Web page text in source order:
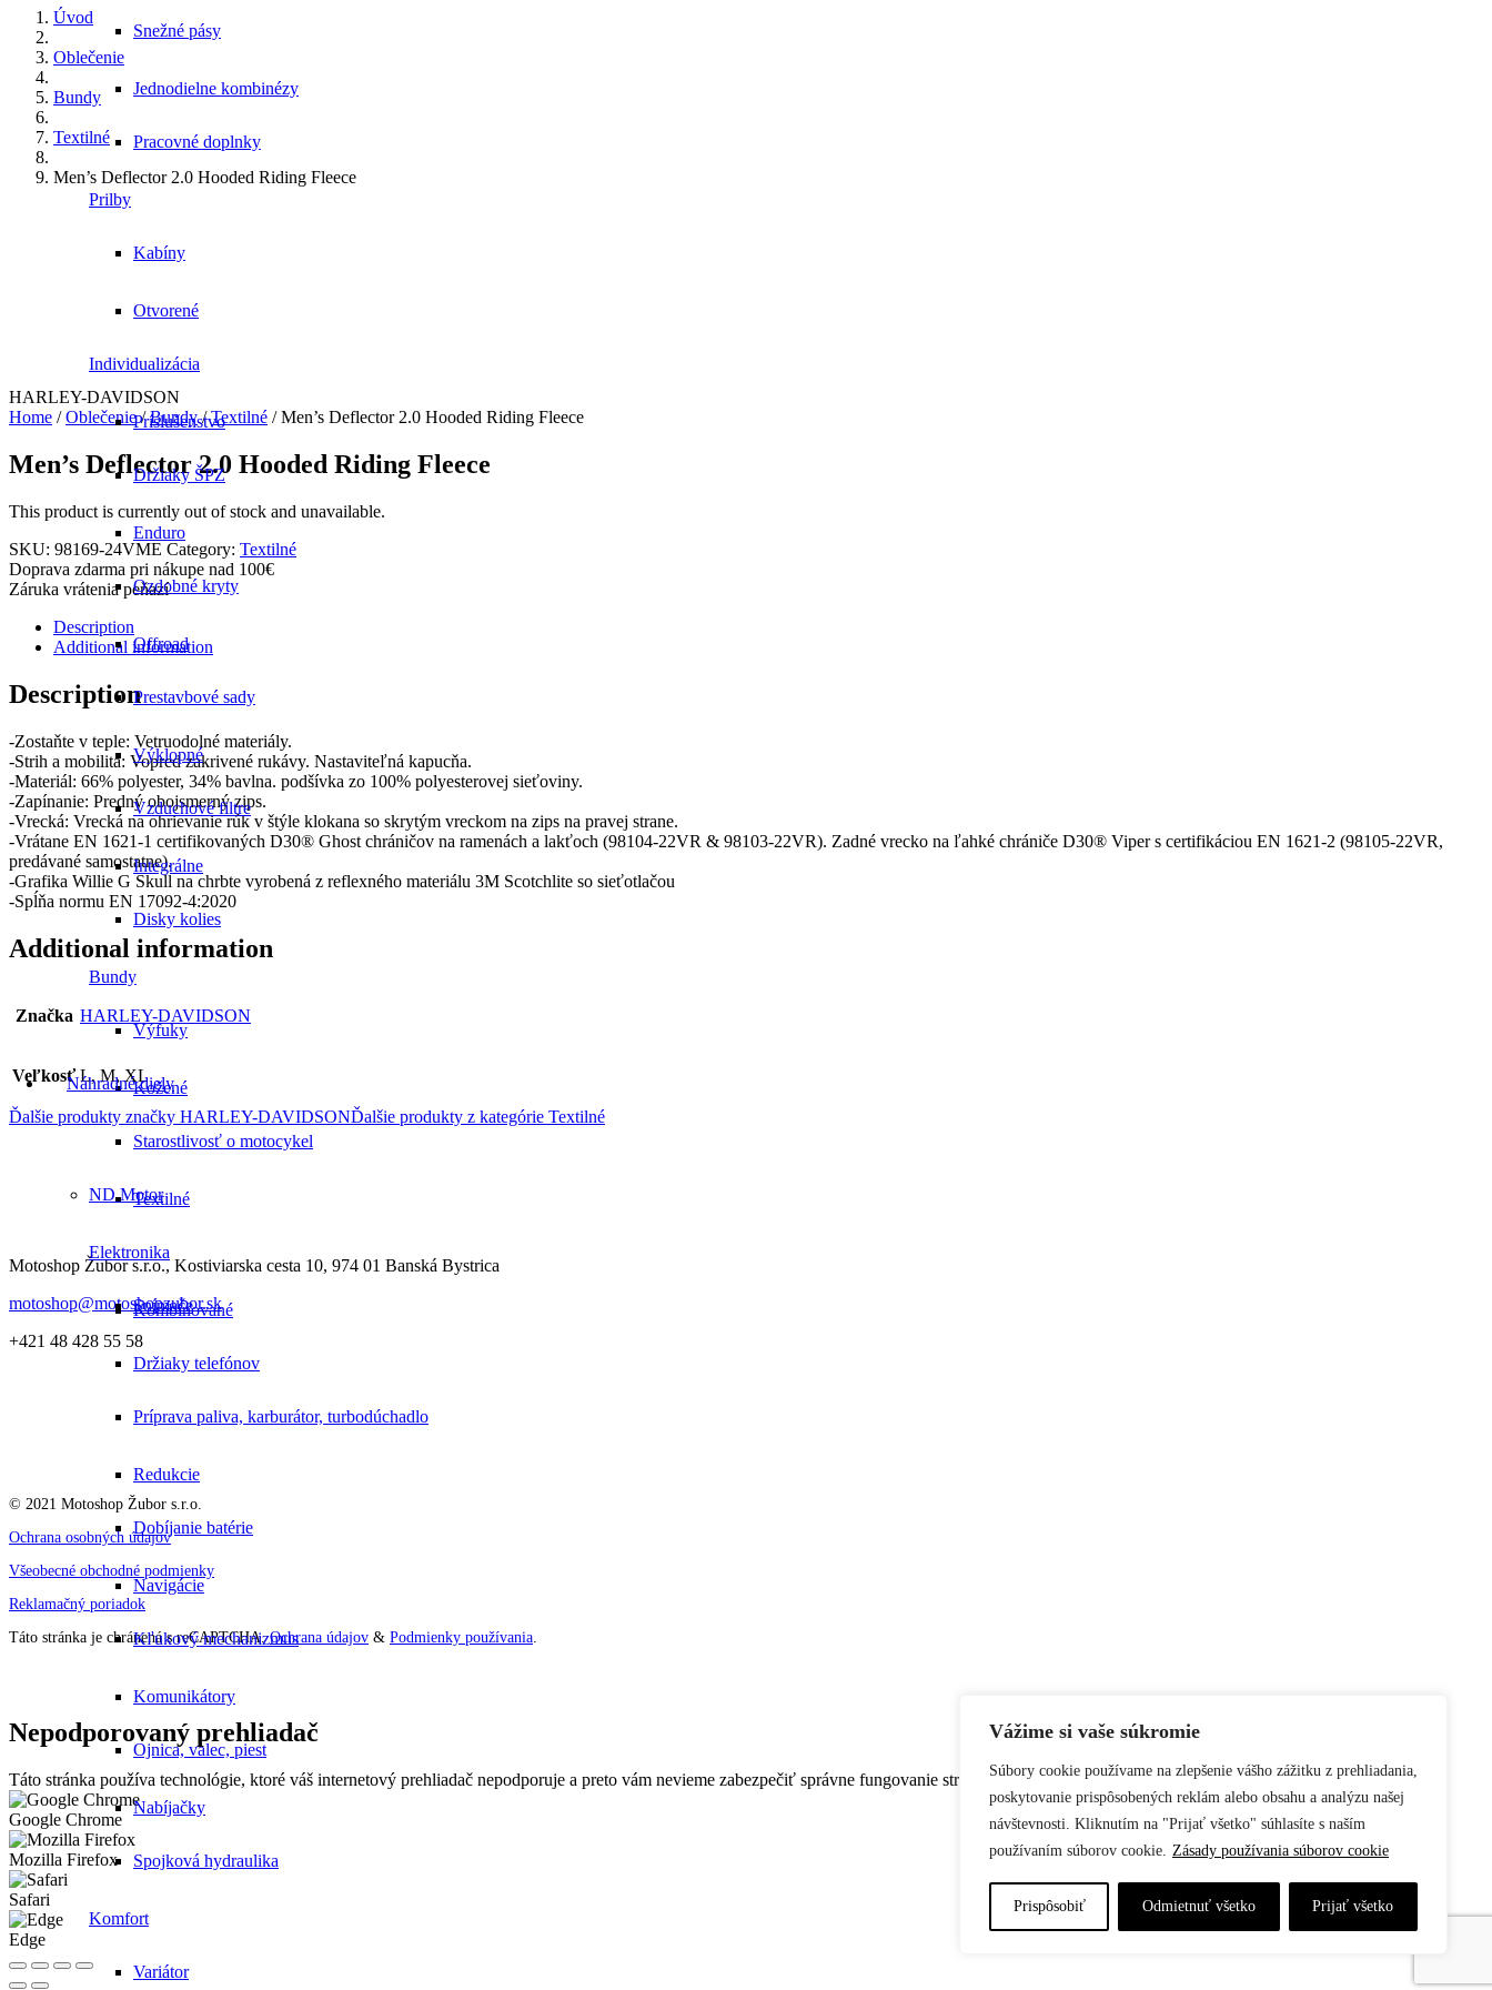
Vážime si vaše súkromie
Súbory cookie používame na zlepšenie vášho zážitku z prehliadania,
poskytovanie prispôsobených reklám alebo obsahu a analýzu našej
návštevnosti. Kliknutím na "Prijať všetko" súhlasíte s naším
používaním súborov cookie. Zásady používania súborov cookie
Prispôsobiť Odmietnuť všetko Prijať všetko
Jednodielne kombinézy
Prilby
Otvorené
Príslušenstvo
Enduro
Offroad
Výklopné
Integrálne
Bundy
Kožené
Textilné
Kombinované
Snežné pásy
Pracovné doplnky
Kabíny
Individualizácia
Držiaky ŠPZ
Ozdobné kryty
Prestavbové sady
Vzduchové filtre
Disky kolies
Výfuky
Starostlivosť o motocykel
Elektronika
Držiaky telefónov
Redukcie
Navigácie
Komunikátory
Nabíjačky
Komfort
Náhradné diely
ND Motor
Snímače
Príprava paliva, karburátor, turbodúchadlo
Dobíjanie batérie
Kľukový mechanizmus
Ojnica, valec, piest
Spojková hydraulika
Variátor
Úvod
Oblečenie
Bundy
Textilné
Men’s Deflector 2.0 Hooded Riding Fleece
HARLEY-DAVIDSON
Home /Oblečenie/Bundy/Textilné / Men’s Deflector 2.0 Hooded Riding Fleece
Men’s Deflector 2.0 Hooded Riding Fleece
This product is currently out of stock and unavailable.
SKU: 98169-24VME Category: Textilné
Doprava zdarma pri nákupe nad 100€
Záruka vrátenia peňazí
Description
Additional information
Description
-Zostaňte v teple: Vetruodolné materiály.
-Strih a mobilita: Vopred zakrivené rukávy. Nastaviteľná kapucňa.
-Materiál: 66% polyester, 34% bavlna. podšívka zo 100% polyesterovej sieťoviny.
-Zapínanie: Predný obojsmerný zips.
-Vrecká: Vrecká na ohrievanie rúk v štýle klokana so skrytým vreckom na zips na pravej strane.
-Vrátane EN 1621-1 certifikovaných D30® Ghost chráničov na ramenách a lakťoch (98104-22VR & 98103-22VR). Zadné vrecko na ľahké chrániče D30® Viper s certifikáciou EN 1621-2 (98105-22VR,
predávané samostatne).
-Grafika Willie G Skull na chrbte vyrobená z reflexného materiálu 3M Scotchlite so sieťotlačou
-Spĺňa normu EN 17092-4:2020
Additional information
Značka HARLEY-DAVIDSON
Veľkosť L, M, XL
Ďalšie produkty značky HARLEY-DAVIDSONĎalšie produkty z kategórie Textilné
Motoshop Žubor s.r.o., Kostiviarska cesta 10, 974 01 Banská Bystrica
motoshop@motoshopzubor.sk
+421 48 428 55 58
© 2021 Motoshop Žubor s.r.o.
Ochrana osobných údajov
Všeobecné obchodné podmienky
Reklamačný poriadok
Táto stránka je chránená s reCAPTCHA.Ochrana údajov & Podmienky používania.
Nepodporovaný prehliadač
Táto stránka používa technológie, ktoré váš internetový prehliadač nepodporuje a preto vám nevieme zabezpečiť správne fungovanie stránky. Odporúčame preto použiť alternatívny prehliadač ako:
Google Chrome
Mozilla Firefox
Safari
Edge